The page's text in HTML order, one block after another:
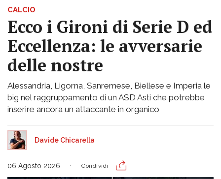
CALCIO
Ecco i Gironi di Serie D ed
Eccellenza: le avversarie
delle nostre
Alessandria, Ligorna, Sanremese, Biellese e Imperia le
big nel raggruppamento di un ASD Asti che potrebbe
inserire ancora un attaccante in organico
Davide Chicarella
06 Agosto 2026 Condividi